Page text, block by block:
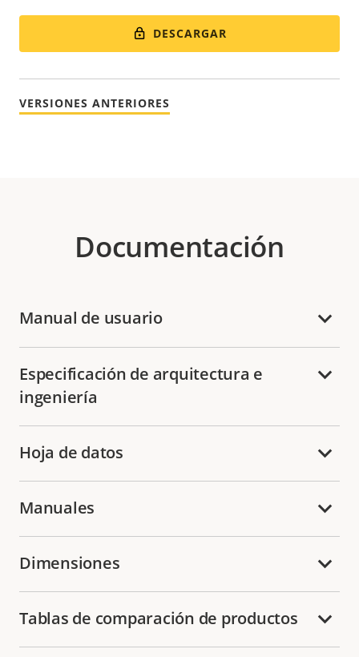
DESCARGAR
VERSIONES ANTERIORES
Documentación
Manual de usuario
Especificación de arquitectura e
ingeniería
Hoja de datos
Manuales
Dimensiones
Tablas de comparación de productos